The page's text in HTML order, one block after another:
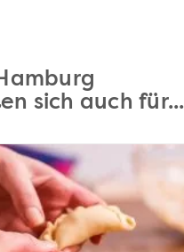
sich auch für...